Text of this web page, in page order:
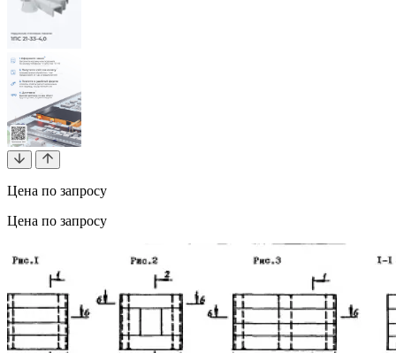
Цена по запросу
Цена по запросу